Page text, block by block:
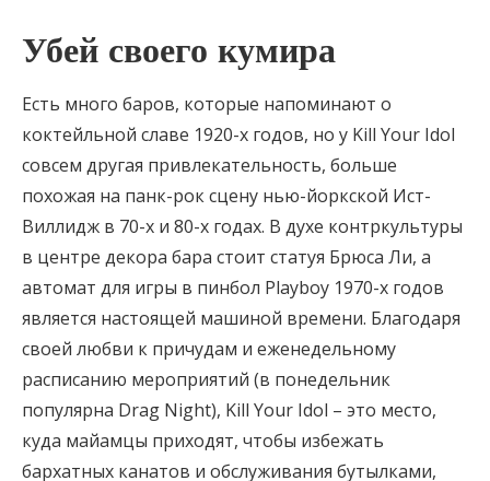
Убей своего кумира
Есть много баров, которые напоминают о
коктейльной славе 1920-х годов, но у Kill Your Idol
совсем другая привлекательность, больше
похожая на панк-рок сцену нью-йоркской Ист-
Виллидж в 70-х и 80-х годах. В духе контркультуры
в центре декора бара стоит статуя Брюса Ли, а
автомат для игры в пинбол Playboy 1970-х годов
является настоящей машиной времени. Благодаря
своей любви к причудам и еженедельному
расписанию мероприятий (в понедельник
популярна Drag Night), Kill Your Idol – это место,
куда майамцы приходят, чтобы избежать
бархатных канатов и обслуживания бутылками,